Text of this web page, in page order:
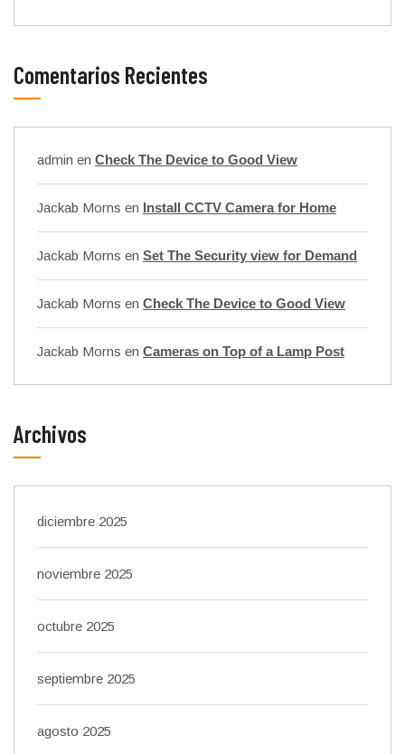
Comentarios Recientes
admin en Check The Device to Good View
Jackab Morns en Install CCTV Camera for Home
Jackab Morns en Set The Security view for Demand
Jackab Morns en Check The Device to Good View
Jackab Morns en Cameras on Top of a Lamp Post
Archivos
diciembre 2025
noviembre 2025
octubre 2025
septiembre 2025
agosto 2025